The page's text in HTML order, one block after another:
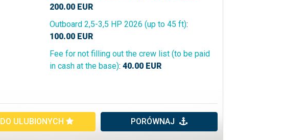
200.00 EUR
Outboard 2,5-3,5 HP 2026 (up to 45 ft):
100.00 EUR
Fee for not filling out the crew list (to be paid
in cash at the base): 40.00 EUR
DO ULUBIONYCH PORÓWNAJ